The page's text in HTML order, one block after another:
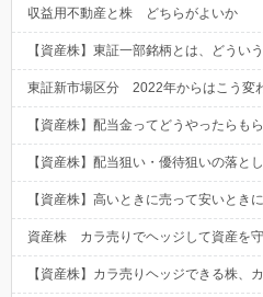
収益用不動産と株 どちらがよいか
【資産株】東証一部銘柄とは、どうい
東証新市場区分 2022年からはこう変
【資産株】配当金ってどうやったら
【資産株】配当狙い・優待狙いの落
【資産株】高いときに売って安いとき
資産株 カラ売りでヘッジして資産を
【資産株】カラ売りヘッジできる株、